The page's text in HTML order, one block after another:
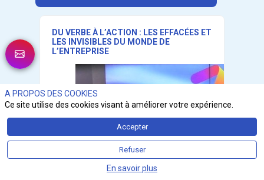
DU VERBE À L’ACTION : LES EFFACÉES ET
LES INVISIBLES DU MONDE DE
L’ENTREPRISE
A PROPOS DES COOKIES
Ce site utilise des cookies visant à améliorer votre expérience.
Accepter
Refuser
En savoir plus